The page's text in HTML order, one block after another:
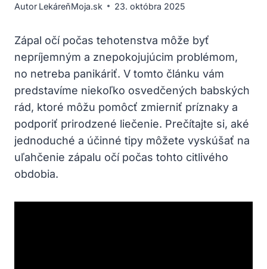
Autor LekáreňMoja.sk 23. októbra 2025
Zápal očí počas tehotenstva môže ⁢byť​
nepríjemným a znepokojujúcim problémom,
no netreba panikáriť.⁢ V ⁢tomto‌ článku vám
predstavíme​ niekoľko osvedčených babských
rád, ktoré môžu pomôcť zmierniť ‌príznaky a⁤
podporiť prirodzené‍ liečenie. Prečítajte si, aké
jednoduché a účinné tipy môžete vyskúšať na
uľahčenie⁢ zápalu očí počas tohto citlivého
obdobia.